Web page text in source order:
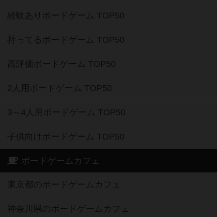
経験ありボードゲーム TOP50
持ってるボードゲーム TOP50
高評価ボードゲーム TOP50
2人用ボードゲーム TOP50
3～4人用ボードゲーム TOP50
子供向けボードゲーム TOP50
ボードゲームカフェ
東京都のボードゲームカフェ
神奈川県のボードゲームカフェ